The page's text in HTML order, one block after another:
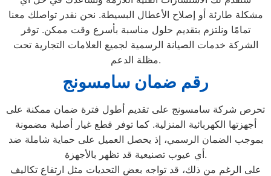
مشكلة طارئة أو إصلاح الأعطال البسيطة. نحن نقدر تواصلك معنا
تمامًا ونلتزم بتقديم حلول مناسبة بأسرع وقت ممكن. توفر
الشركة خدمات الصيانة الرسمية لجميع العلامات التجارية تحت
مظلة الدعم.
رقم ضمان سامسونج
تحرص شركة سامسونج على تقديم أطول فترة ضمان ممكنة على
أجهزتها الكهربائية المنزلية. كما توفر قطع غيار أصلية مضمونة
بموجب الضمان الرسمي، إذ يحصل العميل على حماية شاملة ضد
أي عيوب تصنيعية قد تظهر بالأجهزة.
على الرغم من ذلك، قد تواجه بعض التحديات مثل ارتفاع تكاليف